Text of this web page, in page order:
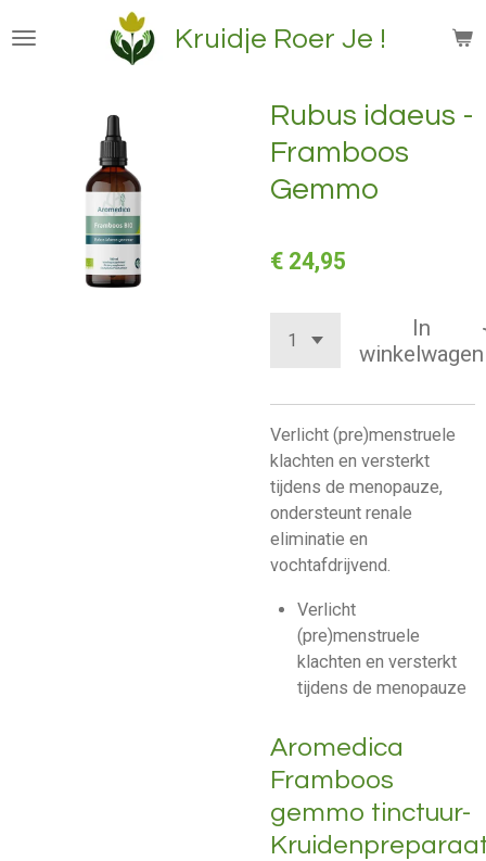
direct
hoofdinhoud
Kruidje Roer Je !
Rubus idaeus -
Framboos
Gemmo
€ 24,95
In
winkelwagen
Verlicht (pre)menstruele
klachten en versterkt
tijdens de menopauze,
ondersteunt renale
eliminatie en
vochtafdrijvend.
Verlicht
(pre)menstruele
klachten en versterkt
tijdens de menopauze
Aromedica
Framboos
gemmo tinctuur-